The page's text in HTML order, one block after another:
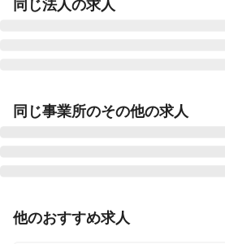
同じ法人の求人
埼玉県深谷市岡部2016-1
ふくしのまち大宮
同じ事業所のその他の求人
准看護師 パート・アルバイト
久喜★訪問入浴サービス３名１組で
他のおすすめ求人